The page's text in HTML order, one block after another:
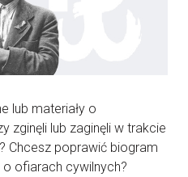
lub materiały o
zginęli lub zaginęli w trakcie
Chcesz poprawić biogram
ofiarach cywilnych?